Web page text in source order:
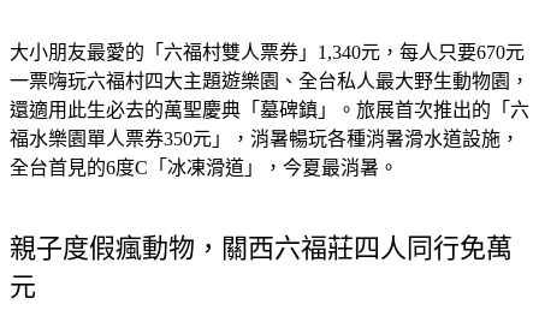
大小朋友最愛的「六福村雙人票券」1,340元，每人只要670元
一票嗨玩六福村四大主題遊樂園、全台私人最大野生動物園，
還適用此生必去的萬聖慶典「墓碑鎮」。旅展首次推出的「六
福水樂園單人票券350元」，消暑暢玩各種消暑滑水道設施，
全台首見的6度C「冰凍滑道」，今夏最消暑。
親子度假瘋動物，關西六福莊四人同行免萬
元